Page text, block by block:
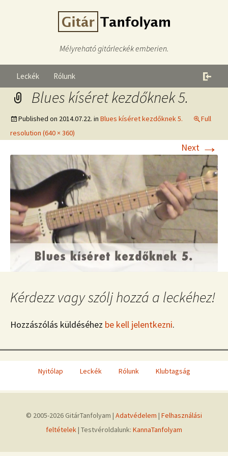
Mélyreható gitárleckék emberien.
Leckék Rólunk
Blues kíséret kezdőknek 5.
Published on 2014.07.22. in Blues kíséret kezdőknek 5.
Full
resolution (640 × 360)
Next →
Kérdezz vagy szólj hozzá a leckéhez!
Hozzászólás küldéséhez be kell jelentkezni.
Nyitólap Leckék Rólunk Klubtagság
© 2005-2026 GitárTanfolyam | Adatvédelem | Felhasználási
feltételek | Testvéroldalunk: KannaTanfolyam